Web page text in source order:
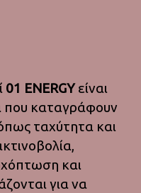
01 ENERGYείναι
που καταγράφουν
ταχύτητα και
και
για να